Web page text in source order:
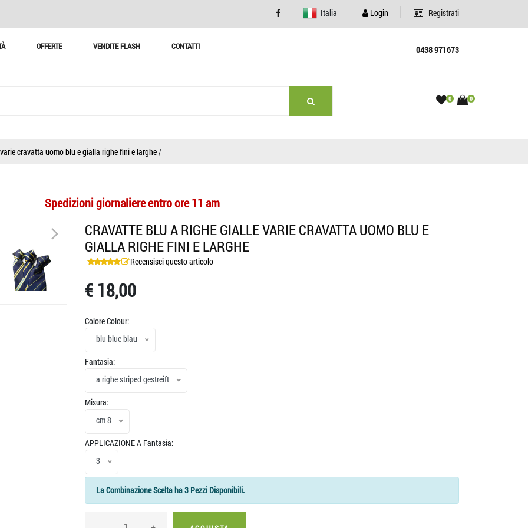
Italia Login Registrati
OFFERTE VENDITE FLASH CONTATTI 0438 971673
0 0
cravatta uomo blu e gialla righe fini e larghe/
Spedizioni giornaliere entro ore 11 am
>
CRAVATTE BLU A RIGHE GIALLE VARIE CRAVATTA UOMO BLU E
GIALLA RIGHE FINI E LARGHE
Recensisci questo articolo
€ 18,00
Colore Colour:
blu blue blau
Fantasia:
a righe striped gestreift
Misura:
cm 8
APPLICAZIONE A Fantasia:
3
La Combinazione Scelta ha 3 Pezzi Disponibili.